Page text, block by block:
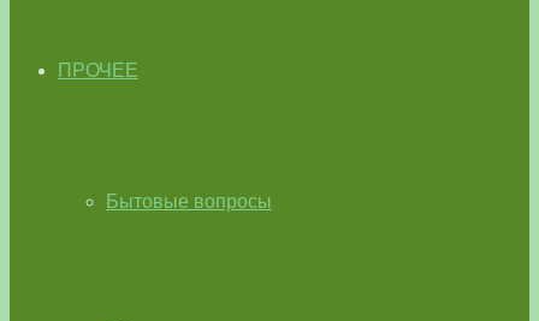
ПРОЧЕЕ
Бытовые вопросы